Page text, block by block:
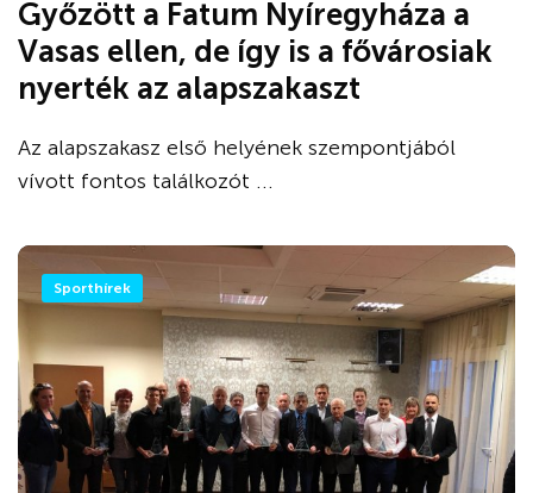
Győzött a Fatum Nyíregyháza a
Vasas ellen, de így is a fővárosiak
nyerték az alapszakaszt
Az alapszakasz első helyének szempontjából
vívott fontos találkozót ...
Sporthírek